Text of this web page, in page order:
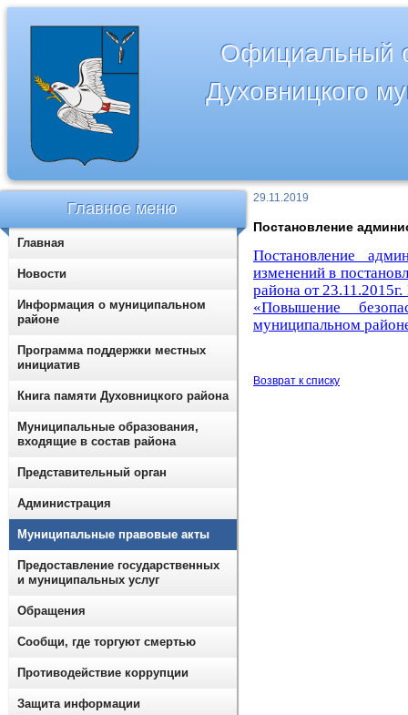
Официальный
Духовницкого
29.11.2019
Постановление
Постановление
изменений в
района от 23.11.2015г.
«Повышение
муниципальном
Возврат к списку
Главное меню
Главная
Новости
Информация о муниципальном
районе
Программа поддержки местных
инициатив
Книга памяти Духовницкого района
Муниципальные образования,
входящие в состав района
Представительный орган
Администрация
Муниципальные правовые акты
Предоставление государственных
и муниципальных услуг
Обращения
Сообщи, где торгуют смертью
Противодействие коррупции
Защита информации